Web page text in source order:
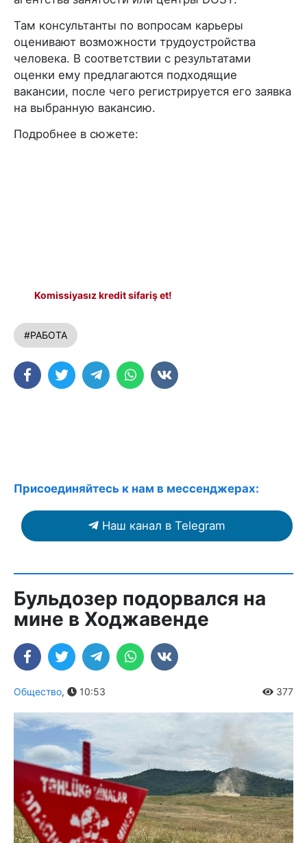
Там консультанты по вопросам карьеры
оценивают возможности трудоустройства
человека. В соответствии с результатами
оценки ему предлагаются подходящие
вакансии, после чего регистрируется его заявка
на выбранную вакансию.
Подробнее в сюжете:
Komissiyasız kredit sifariş et!
#РАБОТА
Присоединяйтесь к нам в мессенджерах:
Наш канал в Telegram
Бульдозер подорвался на
мине в Ходжавенде
Общество, 10:53 377